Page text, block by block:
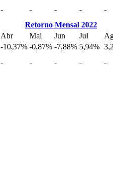
- - - -
-
Retorno Mensal 2022
Abr Mai Jun Jul
-10,37% -0,87% -7,88% 5,94%
- - - - -